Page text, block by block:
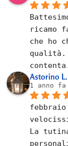
ricamo
che ho
qualità.
Astorino L.
1 anno fa
La